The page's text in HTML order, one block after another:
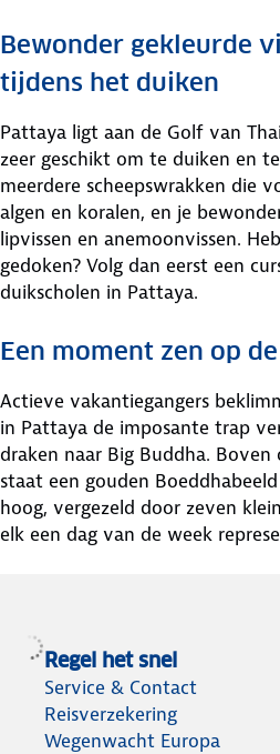
Bewonder gekleurde
tijdens het duiken
Pattaya ligt aan de Golf van
zeer geschikt om te duiken en
meerdere scheepswrakken die
algen en koralen, en je
lipvissen en anemoonvissen.
gedoken? Volg dan eerst een
duikscholen in Pattaya.
Een moment zen op
Actieve vakantiegangers
in Pattaya de imposante trap
draken naar Big Buddha.
staat een gouden
hoog, vergezeld door zeven
elk een dag van de week
Regel het snel
Service & Contact
Reisverzekering
Wegenwacht Europa